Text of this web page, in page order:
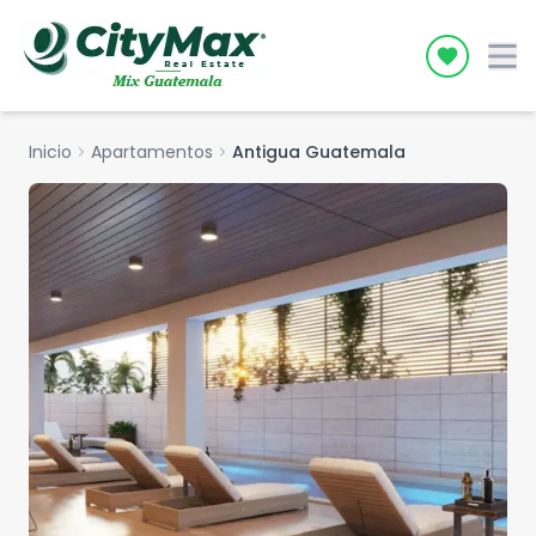
Icon
Inicio chevron_right Apartamentos chevron_right Antigua Guatemala